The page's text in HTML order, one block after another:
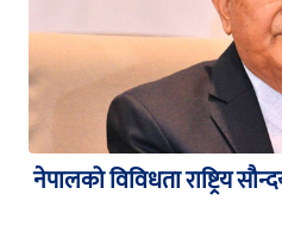
नेपालको विविधता राष्ट्रिय